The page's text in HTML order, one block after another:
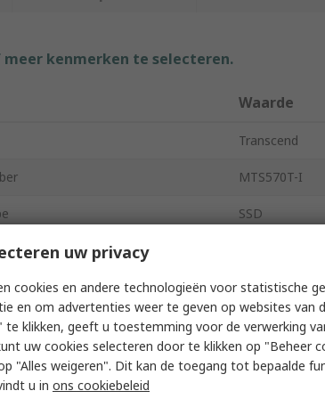
kenmerken te selecteren.
Waarde
Transcend
MTS570T-I
SSD
Yes
M.2 (2242)
3D TLC
uw privacy
cookies en andere technologieën voor statistische
en om advertenties weer te geven op websites van
te klikken, geeft u toestemming voor de verwerking
uw cookies selecteren door te klikken op "Beheer
"Alles weigeren". Dit kan de toegang tot bepaalde
u in ons cookiebeleid